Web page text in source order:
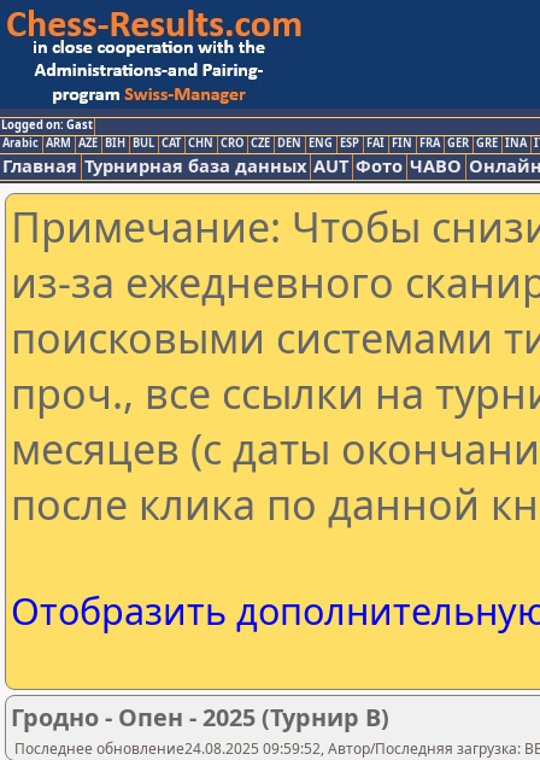
Logged on: Gast
Arabic ARM AZE BIH BUL CAT CHN CRO CZE DEN ENG ESP FAI FIN FRA GER GRE INA
Главная Турнирная база данных AUT Фото ЧАВО
Примечание: Чтобы
из-за ежедневного
поисковыми системами
проч., все ссылки на
месяцев (с даты
после клика по данной
Отобразить
Гродно - Опен - 2025 (Турнир В)
Последнее обновление24.08.2025 09:59:52, Автор/Последняя загрузка: